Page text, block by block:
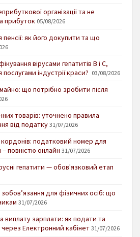
організації та не
прибуток 05/08/2026
як його докупити та що
вірусами гепатитів В і С,
індустрії краси? 03/08/2026
що потрібно зробити після
товарів: уточнено правила
від податку 31/07/2026
податковий номер для
повністю онлайн 31/07/2026
гепатити — обов'язковий етап
для фізичних осіб: що
31/07/2026
виплату зарплати: як подати та
Електронний кабінет 31/07/2026